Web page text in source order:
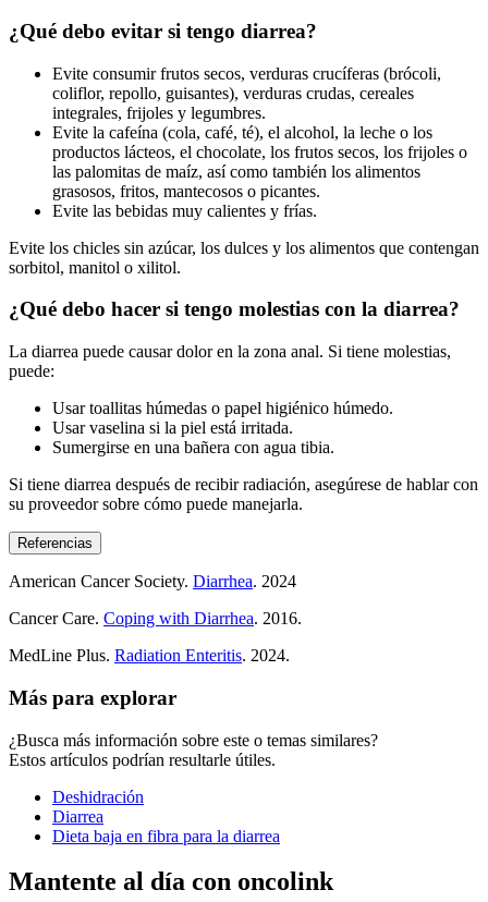
¿Qué debo evitar si tengo diarrea?
Evite consumir frutos secos, verduras crucíferas (brócoli,
coliflor, repollo, guisantes), verduras crudas, cereales
integrales, frijoles y legumbres.
Evite la cafeína (cola, café, té), el alcohol, la leche o los
productos lácteos, el chocolate, los frutos secos, los frijoles o
las palomitas de maíz, así como también los alimentos
grasosos, fritos, mantecosos o picantes.
Evite las bebidas muy calientes y frías.
Evite los chicles sin azúcar, los dulces y los alimentos que contengan
sorbitol, manitol o xilitol.
¿Qué debo hacer si tengo molestias con la diarrea?
La diarrea puede causar dolor en la zona anal. Si tiene molestias,
puede:
Usar toallitas húmedas o papel higiénico húmedo.
Usar vaselina si la piel está irritada.
Sumergirse en una bañera con agua tibia.
Si tiene diarrea después de recibir radiación, asegúrese de hablar con
su proveedor sobre cómo puede manejarla.
Referencias
American Cancer Society. Diarrhea. 2024
Cancer Care. Coping with Diarrhea. 2016.
MedLine Plus. Radiation Enteritis. 2024.
Más para explorar
¿Busca más información sobre este o temas similares?
Estos artículos podrían resultarle útiles.
Deshidración
Diarrea
Dieta baja en fibra para la diarrea
Mantente al día con oncolink